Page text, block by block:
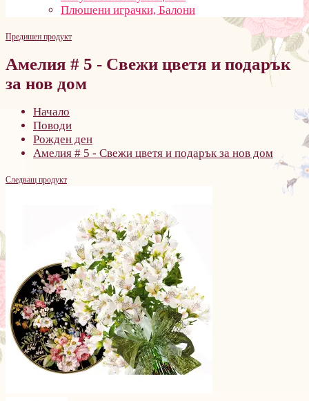
Плюшени играчки, Балони
Предишен продукт
Амелия # 5 - Свежи цветя и подарък
за нов дом
Начало
Поводи
Рожден ден
Амелия # 5 - Свежи цветя и подарък за нов дом
Следващ продукт